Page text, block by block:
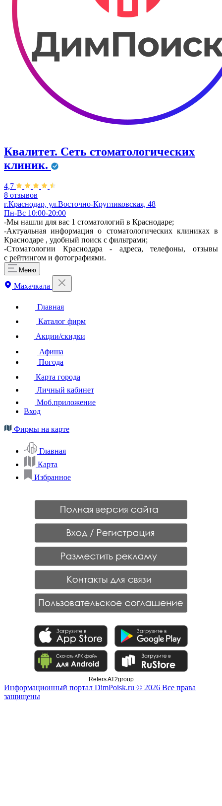
Квалитет. Сеть стоматологических
клиник.
4,7
8 отзывов
г.Краснодар, ул.Восточно-Кругликовская, 48
Пн-Вс 10:00-20:00
-Мы нашли для вас 1 стоматологий в Краснодаре;
-Актуальная информация о стоматологических клиниках в
Краснодаре , удобный поиск с фильтрами;
-Стоматологии Краснодара - адреса, телефоны, отзывы
с рейтингом и фотографиями.
Меню
Махачкала
Главная
Каталог фирм
Акции/скидки
Афиша
Погода
Карта города
Личный кабинет
Моб.приложение
Вход
Фирмы на карте
Главная
Карта
Избранное
Refers AT2group
Информационный портал DimPoisk.ru © 2026 Все права
защищены